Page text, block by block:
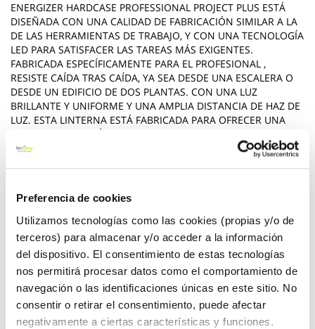
Preferencia de cookies
Utilizamos tecnologías como las cookies (propias y/o de
terceros) para almacenar y/o acceder a la información
del dispositivo. El consentimiento de estas tecnologías
nos permitirá procesar datos como el comportamiento de
navegación o las identificaciones únicas en este sitio. No
consentir o retirar el consentimiento, puede afectar
negativamente a ciertas características y funciones.
ENERGIZER HARDCASE PROFESSIONAL PROJECT PLUS ESTÁ
DISEÑADA CON UNA CALIDAD DE FABRICACIÓN SIMILAR A LA
DE LAS HERRAMIENTAS DE TRABAJO, Y CON UNA TECNOLOGÍA
LED PARA SATISFACER LAS TAREAS MÁS EXIGENTES.
FABRICADA ESPECÍFICAMENTE PARA EL PROFESIONAL ,
RESISTE CAÍDA TRAS CAÍDA, YA SEA DESDE UNA ESCALERA O
DESDE UN EDIFICIO DE DOS PLANTAS. CON UNA LUZ
BRILLANTE Y UNIFORME Y UNA AMPLIA DISTANCIA DE HAZ DE
LUZ. ESTA LINTERNA ESTÁ FABRICADA PARA OFRECER UNA
GRAN COMBINACIÓN DE LUMINOSIDAD Y UN P ROLONGADO
TIEMPO DE FUNCIONAMIENTO. GRACIAS A SU GRAN
INTERRUPTOR DE BOTÓN Y EL MANGO ERGONÓMICO SE
DECIDA EL EQUILIBRIO EXACTO ENTRE LUMINOSIDAD Y T
IEMPO DE FUNCIONAMIENTO. ADEMÁS, ESTA LINTERNA ES
RESISTENTE AL AGUA (IPX4) PARA QUE EL USUARIO PUEDA
USARLA CON SEGURIDAD INCLUSO EN TAREAS EXTREMAS AL
AIRE LIBRE. TIENE 3 MODOS DE POTENCIA, 400, 300 Y 40
LUMENES, CON HASTA 50 HORAS DE AUTONO MÍA,
Ver más